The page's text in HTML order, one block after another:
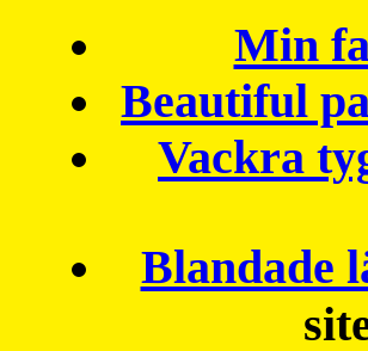
Min
Beautiful
Vackra
Blandade